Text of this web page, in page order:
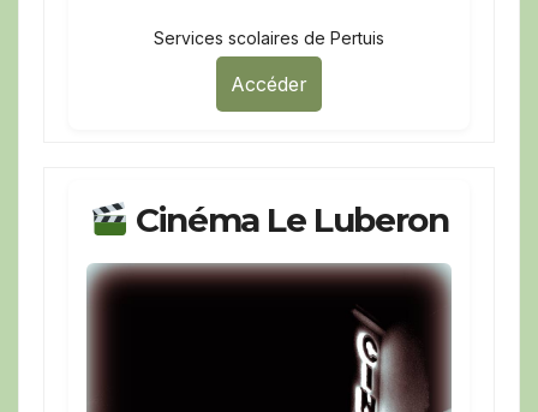
Services scolaires de Pertuis
Accéder
Cinéma Le Luberon